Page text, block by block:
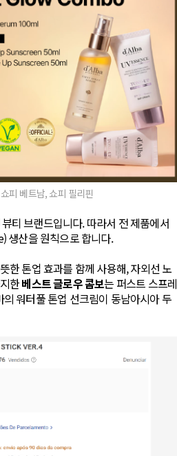
피 베트남, 쇼피 필리핀
티 브랜드입니다. 따라서 전 제품에서
생산을 원칙으로 합니다.
한 톤업 효과를 함께 사용해, 자외선 노
한베스트 글로우 콤보는 퍼스트 스프레
워터풀 톤업 선크림이 동남아시아 두